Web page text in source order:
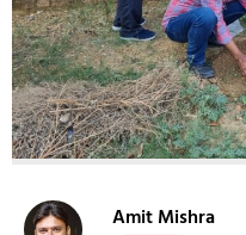
Amit Mishra